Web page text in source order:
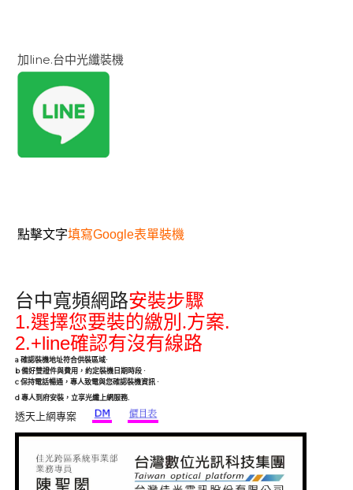
加line.台中光纖裝機
點擊文字填寫Google表單裝機
台中寬頻網路安裝步驟
1.選擇您要裝的繳別.方案.
2.+line確認有沒有線路
a 確認裝機地址符合供裝區域·
b備好雙證件與費用，約定裝機日期時段 ·
c 保持電話暢通，專人致電與您確認裝機資訊 ·
d 專人到府安裝，立享光纖上網服務.
透天上網專案